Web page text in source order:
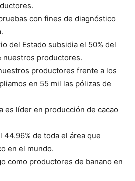
con fines de diagnóstico
del Estado subsidia el 50% del
nuestros productores.
productores frente a los
en 55 mil las pólizas de
es líder en producción de cacao
44.96% de toda el área que
en el mundo.
como productores de banano en